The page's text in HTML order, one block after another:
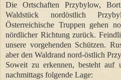
Die Ortschaften Przybylow,
Waldstück nordöstlich
Österreichische Truppen gehen
nördlicher Richtung zurück.
unsere vorgehenden Schützen.
aber den Waldrand nord-östlich
Soweit zu erkennen, besteht auf
nachmittags folgende Lage: